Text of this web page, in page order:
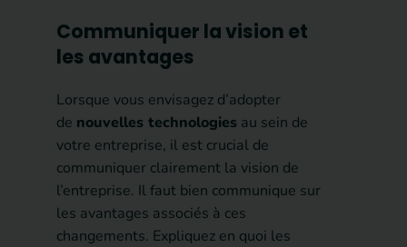
Communiquer la vision et
les avantages
Lorsque vous envisagez d’adopter
de nouvelles technologies au sein de
votre entreprise, il est crucial de
communiquer clairement la vision de
l’entreprise. Il faut bien communique sur
les avantages associés à ces
changements. Expliquez en quoi les